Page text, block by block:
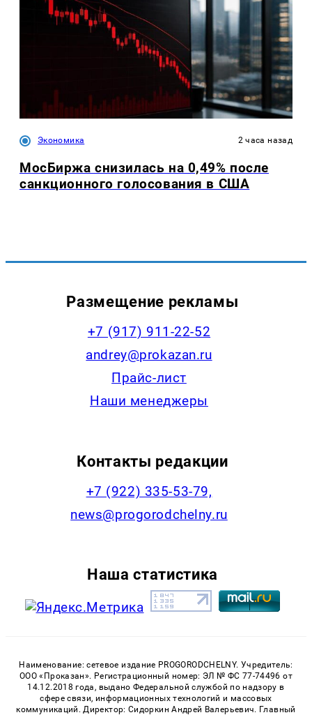
Экономика 2 часа назад
МосБиржа снизилась на 0,49% после
санкционного голосования в США
Размещение рекламы
+7 (917) 911-22-52
andrey@prokazan.ru
Прайс-лист
Наши менеджеры
Контакты редакции
+7 (922) 335-53-79,
news@progorodchelny.ru
Наша статистика
Наименование: сетевое издание PROGORODCHELNY. Учредитель:
ООО «Проказан». Регистрационный номер: ЭЛ № ФС 77-74496 от
14.12.2018 года, выдано Федеральной службой по надзору в
сфере связи, информационных технологий и массовых
коммуникаций. Директор: Сидоркин Андрей Валерьевич. Главный